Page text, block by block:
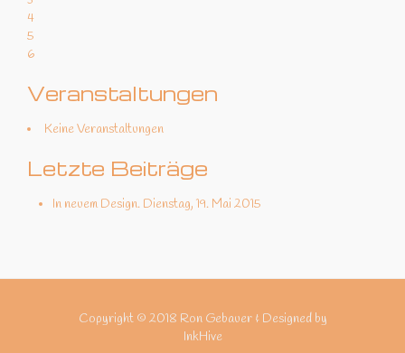
4
5
6
Veranstaltungen
Keine Veranstaltungen
Letzte Beiträge
In neuem Design. Dienstag, 19. Mai 2015
Copyright © 2018 Ron Gebauer & Designed by
InkHive